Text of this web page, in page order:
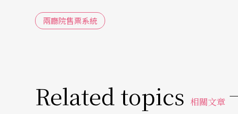
集客力大放送 在地與外地觀眾皆大幅增長
觀眾地區結構。
兩廳院售票系統
Related topics 相關文章